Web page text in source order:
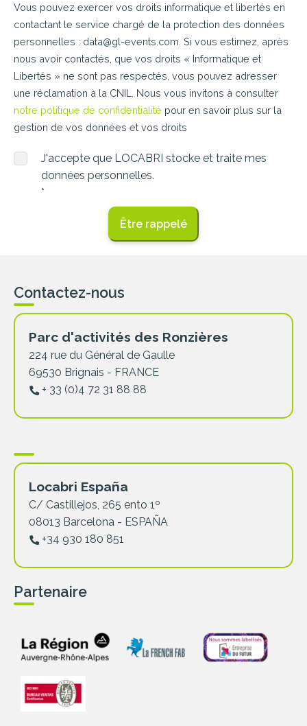
Vous pouvez exercer vos droits informatique et libertés en
contactant le service chargé de la protection des données
personnelles : data@gl-events.com. Si vous estimez, après
nous avoir contactés, que vos droits « Informatique et
Libertés » ne sont pas respectés, vous pouvez adresser
une réclamation à la CNIL. Nous vous invitons à consulter
notre politique de confidentialité pour en savoir plus sur la
gestion de vos données et vos droits
J'accepte que LOCABRI stocke et traite mes
données personnelles.
*
Contactez-nous
Parc d'activités des Ronzières
224 rue du Général de Gaulle
69530 Brignais - FRANCE
+ 33 (0)4 72 31 88 88
Locabri España
C/ Castillejos, 265 ento 1º
08013 Barcelona - ESPAÑA
+34 930 180 851
Partenaire